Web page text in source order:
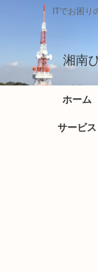
ITでお困り
湘南
ホーム
サービス